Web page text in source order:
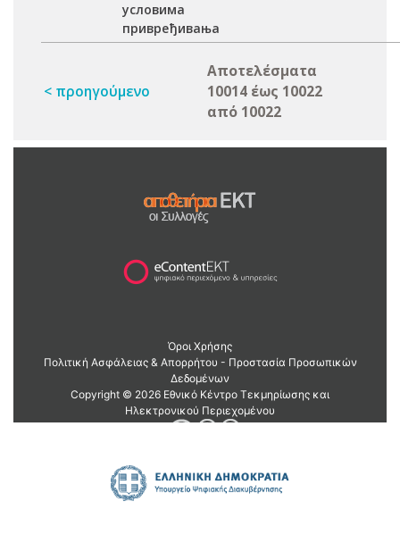
условима
привређивања
< προηγούμενο
Αποτελέσματα
10014 έως 10022
από 10022